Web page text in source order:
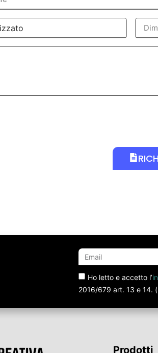
Ho letto e accetto l’
2016/679 art. 13 e 14.
Prodotti